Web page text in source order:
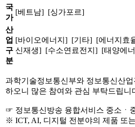
국
가
[베트남] [싱가포르]
산
업
구
분
[바이오에너지] [기타] [에너지효
신재생] [수소연료전지] [태양에
과학기술정보통신부와 정보통신산
하오니 많은 참여와 관심 부탁드립니
☞ 정보통신방송 융합서비스 중소ㆍ
※ ICT, AI, 디지털 전분야의 제품 또